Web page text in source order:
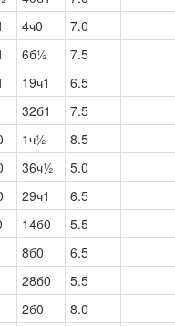
4ч0 7.0
6б½ 7.5
19ч1 6.5
32б1 7.5
1ч½ 8.5
36ч½ 5.0
29ч1 6.5
14б0 5.5
8б0 6.5
28б0 5.5
2б0 8.0